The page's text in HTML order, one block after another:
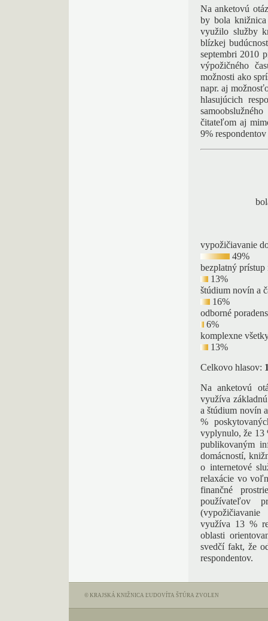
Na anketovú
by bola
využilo služby
blízkej
septembri 2010
výpožičného
možnosti ako
napr. aj
hlasujúcich
čitateľom aj
9%
vypožičiavanie
49%
bezplatný prístup
13%
štúdium novín a
16%
odborné
6%
komplexne
13%
Celkovo hlasov:
Na anketovú
využíva
a štúdium novín
%
vyplynulo, že 13
publikovaným
domácností,
o internetové
relaxácie vo
finančné
používateľov
využíva 13 %
oblasti
svedčí fakt, že
respondentov.
© KRAJSKÁ KNIŽNICA ĽUDOVÍTA ŠTÚRA ZVOLEN